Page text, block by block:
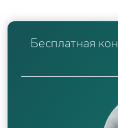
Бесплатная